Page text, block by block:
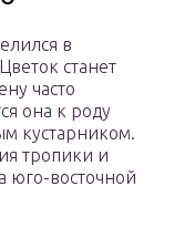
в
станет
часто
она к роду
кустарником.
тропики и
юго-восточной